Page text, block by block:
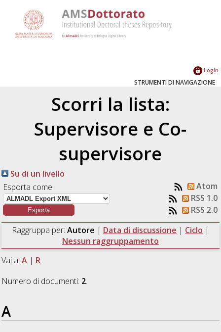
Login
STRUMENTI DI NAVIGAZIONE
Scorri la lista:
Supervisore e Co-
supervisore
Su di un livello
Esporta come
Atom
RSS 1.0
RSS 2.0
Raggruppa per: Autore | Data di discussione | Ciclo |
Nessun raggruppamento
Vai a:A | R
Numero di documenti: 2.
A